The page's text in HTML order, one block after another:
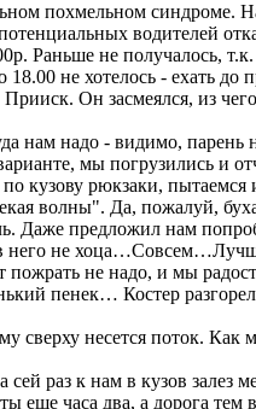
похмельном синдроме.
водителей
Раньше не получалось,
не хотелось - ехать до
Он засмеялся, из
нам надо - видимо, парень
мы погрузились и
кузову рюкзаки, пытаемся
волны". Да, пожалуй,
Даже предложил нам
него не
пожрать не надо, и мы
пенек… Костер
сверху несется поток.
раз к нам в кузов залез
часа два, а дорога тем